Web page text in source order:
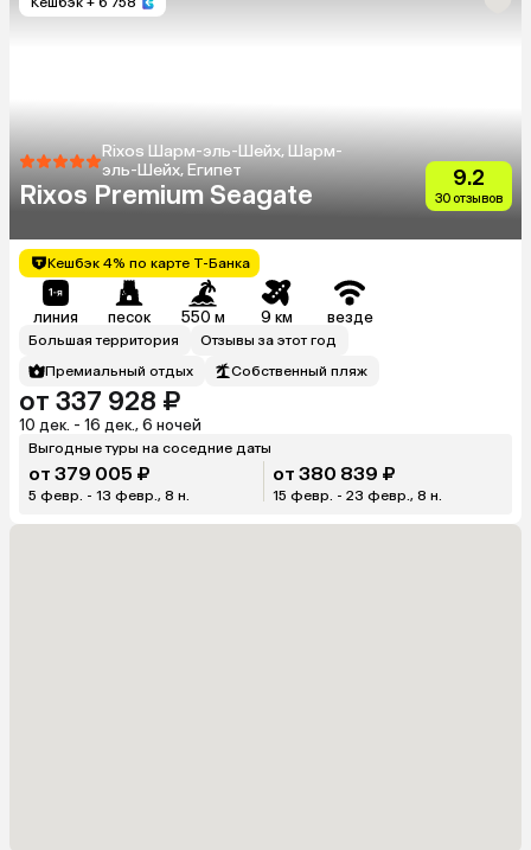
Rixos Шарм-эль-Шейх, Шарм-
эль-Шейх, Египет
Rixos Premium Seagate
9.2
30 отзывов
Кешбэк 4% по карте Т-Банка
линия песок 550 м 9 км везде
Большая территория
Отзывы за этот год
Премиальный отдых
Собственный пляж
от 337 928 ₽
10 дек. - 16 дек., 6 ночей
Выгодные туры на соседние даты
от 379 005 ₽
5 февр. - 13 февр., 8 н.
от 380 839 ₽
15 февр. - 23 февр., 8 н.